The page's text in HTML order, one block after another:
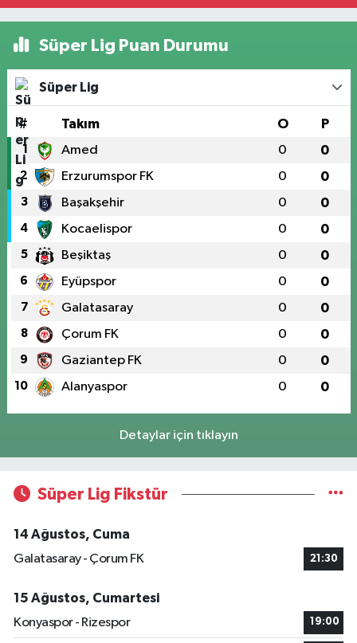
Süper Lig Puan Durumu
Süper Lig
# Takım O P
1 Amed 0 0
2 Erzurumspor FK 0 0
3 Başakşehir 0 0
4 Kocaelispor 0 0
5 Beşiktaş 0 0
6 Eyüpspor 0 0
7 Galatasaray 0 0
8 Çorum FK 0 0
9 Gaziantep FK 0 0
10 Alanyaspor 0 0
Detaylar için tıklayın
Süper Lig Fikstür
14 Ağustos, Cuma
Galatasaray - Çorum FK
21:30
15 Ağustos, Cumartesi
Konyaspor - Rizespor
19:00